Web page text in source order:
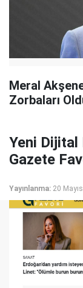
Meral
Zorbaları
Yeni
Gazete
Yayınlanma: 20